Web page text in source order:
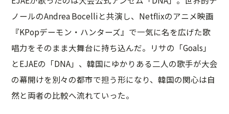
ノールのAndrea Bocelliと共演し、Netflixのアニメ映画
『KPopデーモン・ハンターズ』で一気に名を広げた歌
唱力をそのまま大舞台に持ち込んだ。リサの「Goals」
とEJAEの「DNA」、韓国にゆかりある二人の歌手が大会
の幕開けを別々の都市で担う形になり、韓国の関心は自
然と両者の比較へ流れていった。